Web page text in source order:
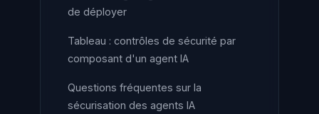
de déployer
Tableau : contrôles de sécurité par
composant d'un agent IA
Questions fréquentes sur la
sécurisation des agents IA